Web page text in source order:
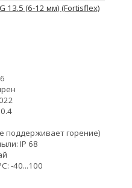
13.5 (6-12 мм) (Fortisflex)
поддерживает горение)
IP 68
-40...100